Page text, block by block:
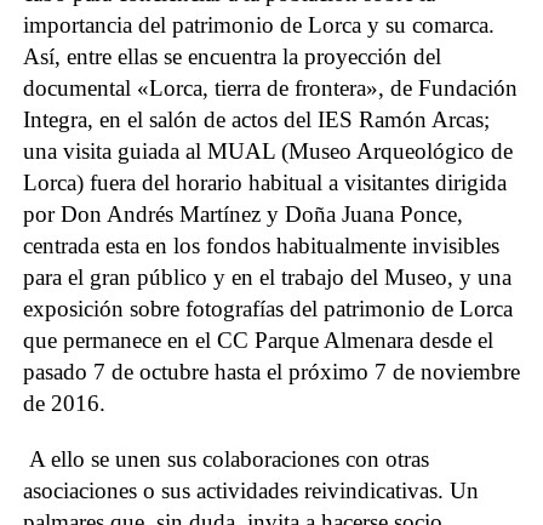
importancia del patrimonio de Lorca y su comarca.
Así, entre ellas se encuentra la proyección del
documental «Lorca, tierra de frontera», de Fundación
Integra, en el salón de actos del IES Ramón Arcas;
una visita guiada al MUAL (Museo Arqueológico de
Lorca) fuera del horario habitual a visitantes dirigida
por Don Andrés Martínez y Doña Juana Ponce,
centrada esta en los fondos habitualmente invisibles
para el gran público y en el trabajo del Museo, y una
exposición sobre fotografías del patrimonio de Lorca
que permanece en el CC Parque Almenara desde el
pasado 7 de octubre hasta el próximo 7 de noviembre
de 2016.
A ello se unen sus colaboraciones con otras
asociaciones o sus actividades reivindicativas. Un